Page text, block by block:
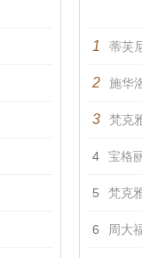
1 蒂芙
2 施华
3 梵克
4 宝格
5 梵克
6 周大